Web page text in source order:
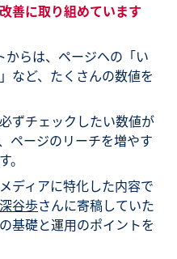
善に取り組めています
らは、ページヘの「い
など、たくさんの数値を
ずチェックしたい数値が
ページのリーチを増やす
ディアに特化した内容で
深谷歩さんに寄稿していた
基礎と運用のポイントを